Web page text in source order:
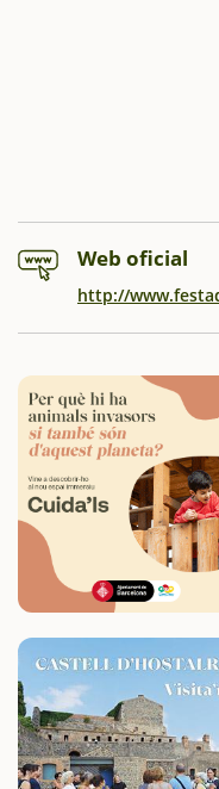
Web oficial
http://